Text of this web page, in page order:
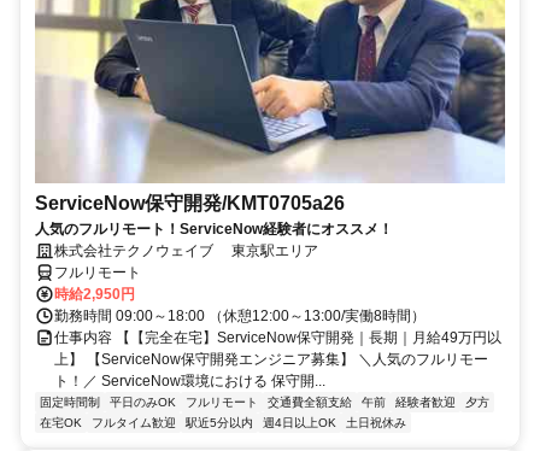
ServiceNow保守開発/KMT0705a26
人気のフルリモート！ServiceNow経験者にオススメ！
株式会社テクノウェイブ 東京駅エリア
フルリモート
時給2,950円
勤務時間 09:00～18:00 （休憩12:00～13:00/実働8時間）
仕事内容 【【完全在宅】ServiceNow保守開発｜長期｜月給49万円以
上】 【ServiceNow保守開発エンジニア募集】 ＼人気のフルリモー
ト！／ ServiceNow環境における 保守開...
固定時間制 平日のみOK フルリモート 交通費全額支給 午前 経験者歓迎
夕方
在宅OK
フルタイム歓迎 駅近5分以内 週4日以上OK 土日祝休み